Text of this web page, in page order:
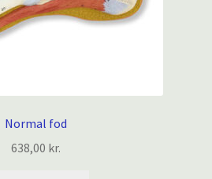
Normal fod
638,00 kr.